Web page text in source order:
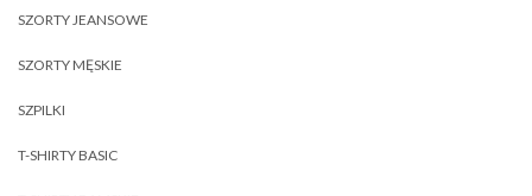
SZORTY JEANSOWE
SZORTY MĘSKIE
SZPILKI
T-SHIRTY BASIC